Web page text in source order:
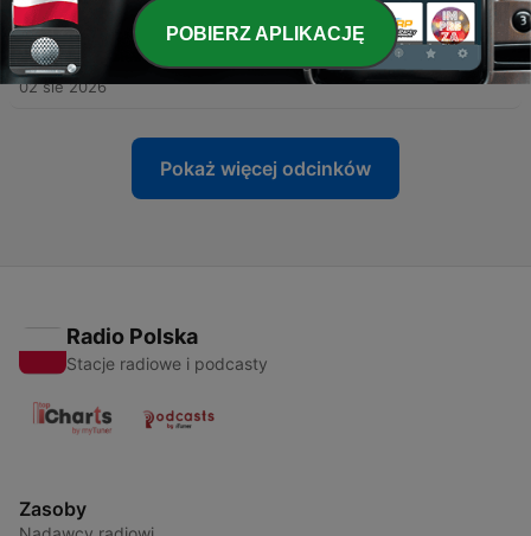
03 sie 2026
1063 - Czarny dzień w Tatrach. Zginęły 3 osoby
02 sie 2026
Pokaż więcej odcinków
Radio Polska
Stacje radiowe i podcasty
Zasoby
POBIERZ APLIKACJĘ